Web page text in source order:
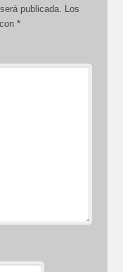
publicada. Los
con*